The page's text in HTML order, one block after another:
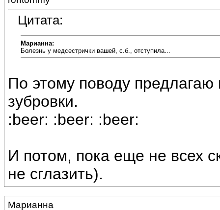
Цитата:
Марианна:
Болезнь у медсестрички вашей, с.б., отступила...
По этому поводу
зубровки.
:beer: :beer: :beer:
И потом, пока еще не всех
не сглазить).
Марианна